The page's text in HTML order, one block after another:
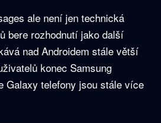
ale není jen technická
bere rozhodnutí jako další
nad Androidem stále větší
konec Samsung
Galaxy telefony jsou stále více